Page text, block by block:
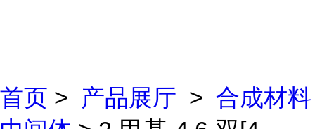
首页 > 产品展厅 > 合成材料